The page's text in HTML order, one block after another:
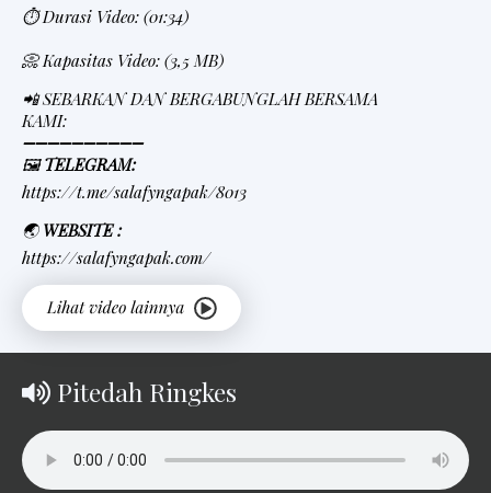
⏱Durasi Video: (01:34)
📀 Kapasitas Video: (3,5 MB)
📲 SEBARKAN DAN BERGABUNGLAH BERSAMA
KAMI:
➖➖➖➖➖➖➖➖➖➖
🖼TELEGRAM:
https://t.me/salafyngapak/8013
🌏WEBSITE :
https://salafyngapak.com/
Pitedah Ringkes